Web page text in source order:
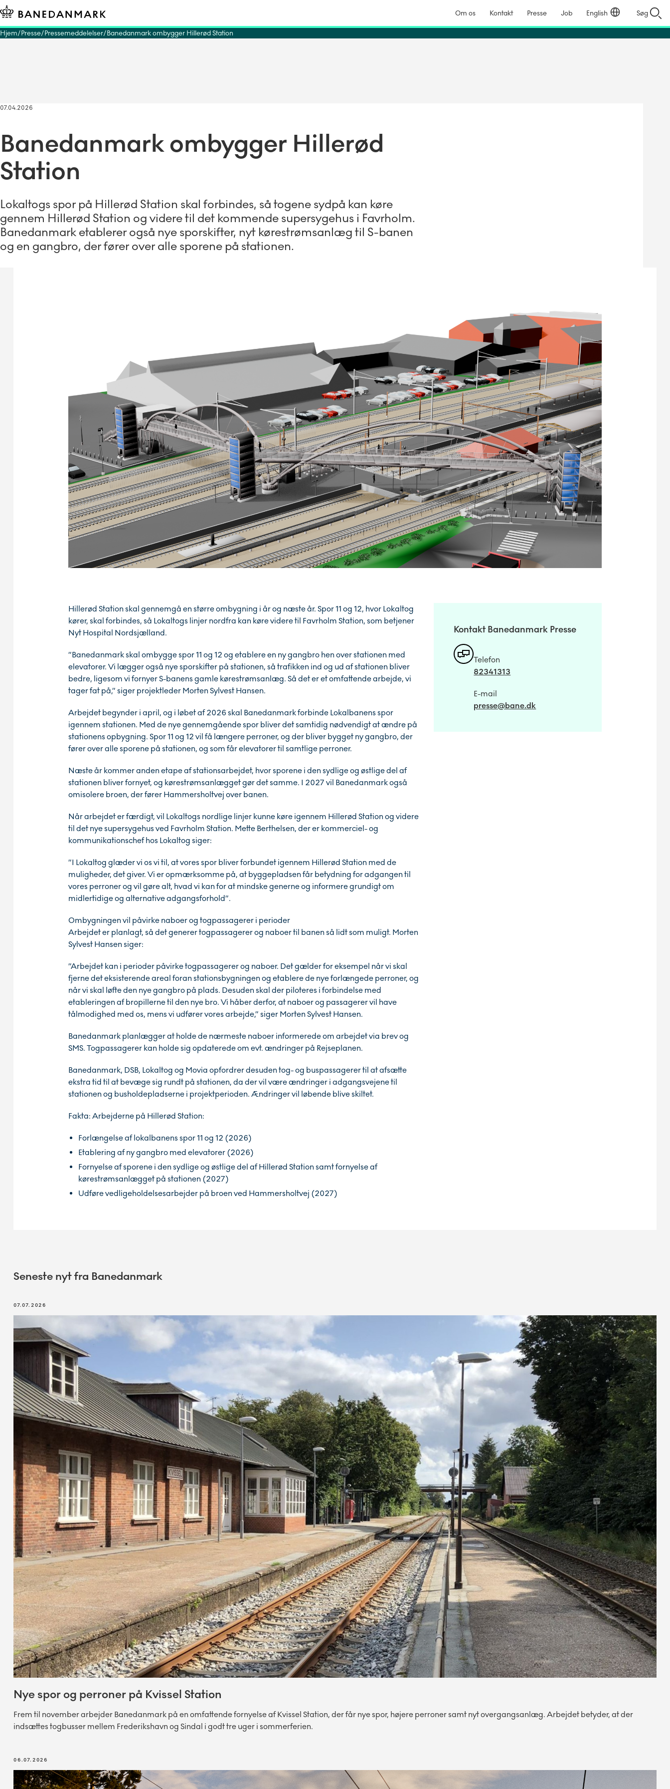
Om os Kontakt Presse Job English Søg
Hjem Presse Pressemeddelelser Banedanmark ombygger Hillerød Station
07.04.2026
Banedanmark ombygger Hillerød
Station
Lokaltogs spor på Hillerød Station skal forbindes, så togene sydpå kan køre
gennem Hillerød Station og videre til det kommende supersygehus i Favrholm.
Banedanmark etablerer også nye sporskifter, nyt kørestrømsanlæg til S-banen
og en gangbro, der fører over alle sporene på stationen.
Hillerød Station skal gennemgå en større ombygning i år og næste år. Spor 11 og 12, hvor Lokaltog
kører, skal forbindes, så Lokaltogs linjer nordfra kan køre videre til Favrholm Station, som betjener
Nyt Hospital Nordsjælland.
”Banedanmark skal ombygge spor 11 og 12 og etablere en ny gangbro hen over stationen med
elevatorer. Vi lægger også nye sporskifter på stationen, så trafikken ind og ud af stationen bliver
bedre, ligesom vi fornyer S-banens gamle kørestrømsanlæg. Så det er et omfattende arbejde, vi
tager fat på,” siger projektleder Morten Sylvest Hansen.
Arbejdet begynder i april, og i løbet af 2026 skal Banedanmark forbinde Lokalbanens spor
igennem stationen. Med de nye gennemgående spor bliver det samtidig nødvendigt at ændre på
stationens opbygning. Spor 11 og 12 vil få længere perroner, og der bliver bygget ny gangbro, der
fører over alle sporene på stationen, og som får elevatorer til samtlige perroner.
Næste år kommer anden etape af stationsarbejdet, hvor sporene i den sydlige og østlige del af
stationen bliver fornyet, og kørestrømsanlægget gør det samme. I 2027 vil Banedanmark også
omisolere broen, der fører Hammersholtvej over banen.
Når arbejdet er færdigt, vil Lokaltogs nordlige linjer kunne køre igennem Hillerød Station og videre
til det nye supersygehus ved Favrholm Station. Mette Berthelsen, der er kommerciel- og
kommunikationschef hos Lokaltog siger:
”I Lokaltog glæder vi os vi til, at vores spor bliver forbundet igennem Hillerød Station med de
muligheder, det giver. Vi er opmærksomme på, at byggepladsen får betydning for adgangen til
vores perroner og vil gøre alt, hvad vi kan for at mindske generne og informere grundigt om
midlertidige og alternative adgangsforhold”.
Ombygningen vil påvirke naboer og togpassagerer i perioder
Arbejdet er planlagt, så det generer togpassagerer og naboer til banen så lidt som muligt. Morten
Sylvest Hansen siger:
”Arbejdet kan i perioder påvirke togpassagerer og naboer. Det gælder for eksempel når vi skal
fjerne det eksisterende areal foran stationsbygningen og etablere de nye forlængede perroner, og
når vi skal løfte den nye gangbro på plads. Desuden skal der piloteres i forbindelse med
etableringen af bropillerne til den nye bro. Vi håber derfor, at naboer og passagerer vil have
tålmodighed med os, mens vi udfører vores arbejde,” siger Morten Sylvest Hansen.
Banedanmark planlægger at holde de nærmeste naboer informerede om arbejdet via brev og
SMS. Togpassagerer kan holde sig opdaterede om evt. ændringer på Rejseplanen.
Banedanmark, DSB, Lokaltog og Movia opfordrer desuden tog- og buspassagerer til at afsætte
ekstra tid til at bevæge sig rundt på stationen, da der vil være ændringer i adgangsvejene til
stationen og busholdepladserne i projektperioden. Ændringer vil løbende blive skiltet.
Fakta: Arbejderne på Hillerød Station:
Forlængelse af lokalbanens spor 11 og 12 (2026)
Etablering af ny gangbro med elevatorer (2026)
Fornyelse af sporene i den sydlige og østlige del af Hillerød Station samt fornyelse af
kørestrømsanlægget på stationen (2027)
Udføre vedligeholdelsesarbejder på broen ved Hammersholtvej (2027)
Kontakt Banedanmark Presse
Telefon
82341313
E-mail
presse@bane.dk
Seneste nyt fra Banedanmark
07.07.2026
Nye spor og perroner på Kvissel Station
Frem til november arbejder Banedanmark på en omfattende fornyelse af Kvissel Station, der får nye spor, højere perroner samt nyt overgangsanlæg. Arbejdet betyder, at der
indsættes togbusser mellem Frederikshavn og Sindal i godt tre uger i sommerferien.
06.07.2026